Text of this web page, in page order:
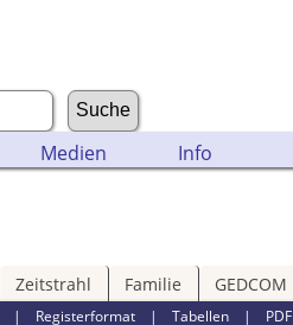
Medien Info
Zeitstrahl Familie GEDCOM
| Registerformat |Tabellen | PDF